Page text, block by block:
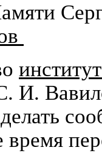
И.
время